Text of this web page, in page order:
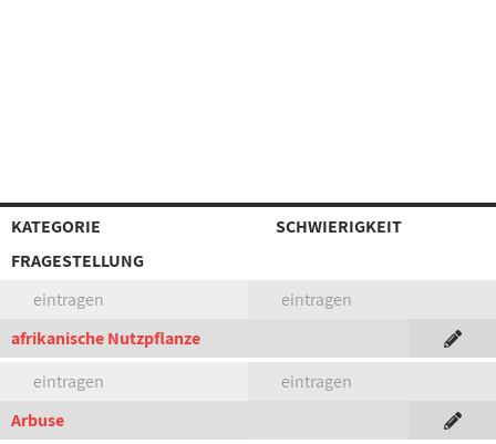
KATEGORIE
SCHWIERIGKEIT
FRAGESTELLUNG
eintragen
eintragen
afrikanische Nutzpflanze
eintragen
eintragen
Arbuse